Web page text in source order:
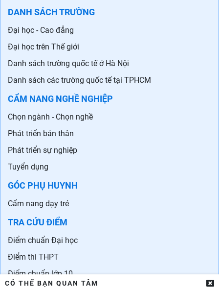
DANH SÁCH TRƯỜNG
Đại học - Cao đẳng
Đại học trên Thế giới
Danh sách trường quốc tế ở Hà Nội
Danh sách các trường quốc tế tại TPHCM
CẨM NANG NGHỀ NGHIỆP
Chọn ngành - Chọn nghề
Phát triển bản thân
Phát triển sự nghiệp
Tuyển dụng
GÓC PHỤ HUYNH
Cẩm nang dạy trẻ
TRA CỨU ĐIỂM
Điểm chuẩn Đại học
Điểm thi THPT
Điểm chuẩn lớp 10
CÓ THỂ BẠN QUAN TÂM